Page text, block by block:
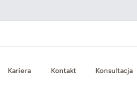
Kariera Kontakt Konsultacja